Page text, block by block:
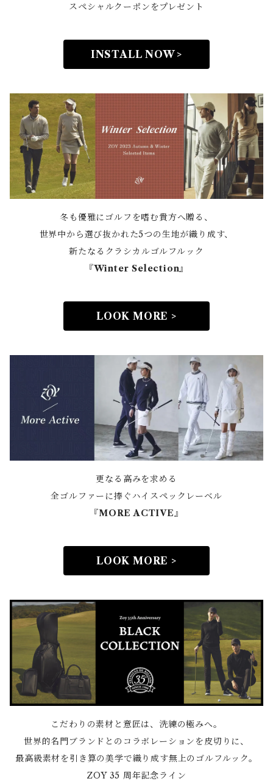
スペシャルクーポンをプレゼント
INSTALL NOW >
冬も優雅にゴルフを嗜む貴方へ贈る、
世界中から選び抜かれた5つの生地が織り成す、
新たなるクラシカルゴルフルック
『Winter Selection』
LOOK MORE >
更なる高みを求める
全ゴルファーに捧ぐハイスペックレーベル
『MORE ACTIVE』
LOOK MORE >
こだわりの素材と意匠は、洗練の極みへ。
世界的名門ブランドとのコラボレーションを皮切りに、
最高級素材を引き算の美学で織り成す無上のゴルフルック。
ZOY 35 周年記念ライン